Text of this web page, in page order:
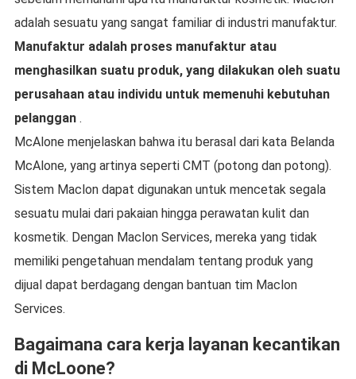
adalah sesuatu yang sangat familiar di industri manufaktur.
Manufaktur adalah proses manufaktur atau
menghasilkan suatu produk, yang dilakukan oleh suatu
perusahaan atau individu untuk memenuhi kebutuhan
pelanggan.
McAlone menjelaskan bahwa itu berasal dari kata Belanda
McAlone, yang artinya seperti CMT (potong dan potong).
Sistem Maclon dapat digunakan untuk mencetak segala
sesuatu mulai dari pakaian hingga perawatan kulit dan
kosmetik. Dengan Maclon Services, mereka yang tidak
memiliki pengetahuan mendalam tentang produk yang
dijual dapat berdagang dengan bantuan tim Maclon
Services.
Bagaimana cara kerja layanan kecantikan
di McLoone?